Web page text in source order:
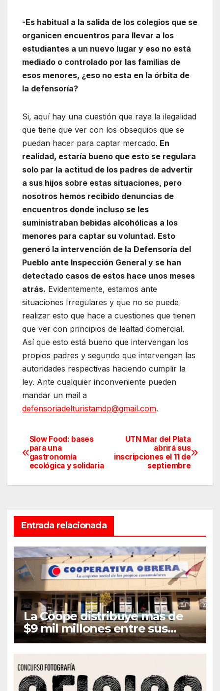
-Es habitual a la salida de los colegios que se
organicen encuentros para llevar a los
estudiantes a un nuevo lugar y eso no está
mediado o controlado por las familias de
esos menores, ¿eso no esta en la órbita de
la defensoría?
Si, aquí hay una cuestión que raya la ilegalidad
que tiene que ver con los obsequios que se
puedan hacer para captar mercado. En
realidad, estaría bueno que esto se regulara
solo par la actitud de los padres de advertir
a sus hijos sobre estas situaciones, pero
nosotros hemos recibido denuncias de
encuentros donde incluso se les
suministraban bebidas alcohólicas a los
menores para captar su voluntad. Esto
generó la intervención de la Defensoría del
Pueblo ante Inspección General y se han
detectado casos de estos hace unos meses
atrás. Evidentemente, estamos ante
situaciones Irregulares y que no se puede
realizar esto que hace a cuestiones que tienen
que ver con principios de lealtad comercial.
Así que esto está bueno que intervengan los
propios padres y segundo que intervengan las
autoridades respectivas haciendo cumplir la
ley. Ante cualquier inconveniente pueden
mandar un mail a
defensoriadelturistamdp@gmail.com.
Navegación
de
entradas
UTN Mar del Plata
abrirá sus
inscripciones el 11 de
septiembre
Slow Food: bases
para una
gastronomía
ecológica y solidaria
Entrada relacionada
La Coope distribuye más de
$9 mil millones entre sus
asociados en concepto de
Retorno e Intereses